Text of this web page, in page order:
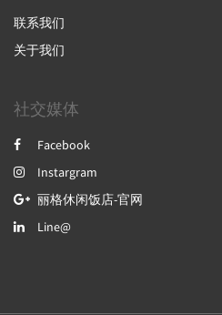
联系我们
关于我们
社交媒体
Facebook
Instargram
丽格休闲饭店-官网
Line@